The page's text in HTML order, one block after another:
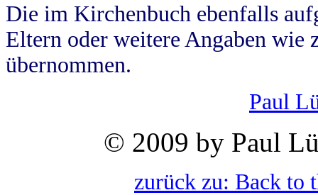
Die im Kirchenbuch ebenfalls
Eltern oder weitere Angaben wie
übernommen.
Paul
© 2009 by Paul
zurück zu: Back to